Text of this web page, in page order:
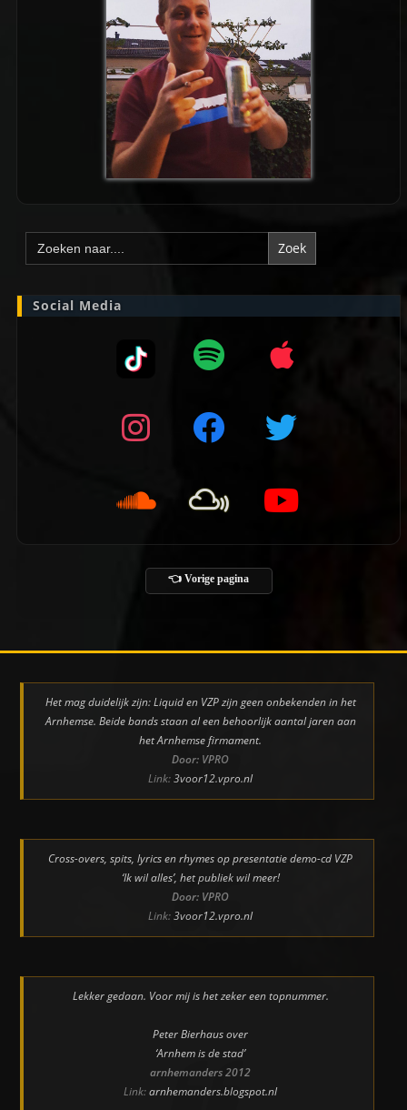
Zoek
naar:
Social Media
👈 Vorige pagina
Het mag duidelijk zijn: Liquid en VZP zijn geen onbekenden in het
Arnhemse. Beide bands staan al een behoorlijk aantal jaren aan
het Arnhemse firmament.
Door: VPRO
Link:3voor12.vpro.nl
Cross-overs, spits, lyrics en rhymes op presentatie demo-cd VZP
‘Ik wil alles’, het publiek wil meer!
Door: VPRO
Link:3voor12.vpro.nl
Lekker gedaan. Voor mij is het zeker een topnummer.
Peter Bierhaus over
‘Arnhem is de stad’
arnhemanders 2012
Link:arnhemanders.blogspot.nl